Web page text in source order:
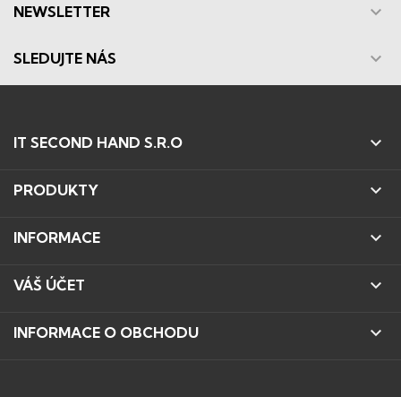
NEWSLETTER 
SLEDUJTE NÁS 
IT SECOND HAND S.R.O 
PRODUKTY 
INFORMACE 
VÁŠ ÚČET 
INFORMACE O OBCHODU 